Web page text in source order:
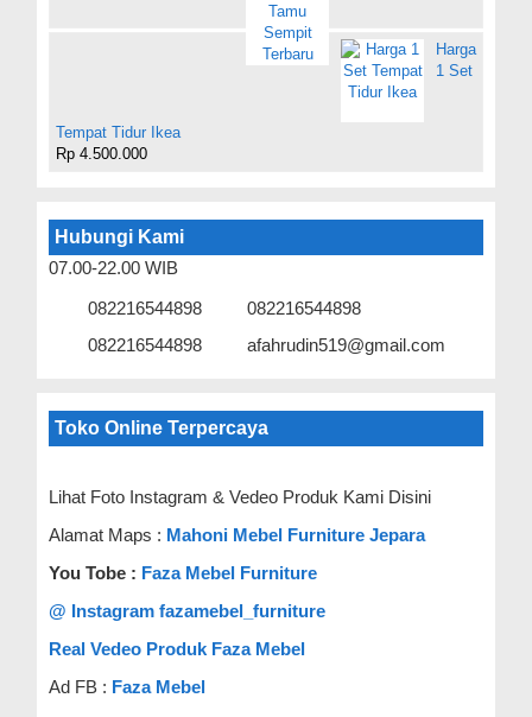
Harga
1 Set
Tempat Tidur Ikea
Rp 4.500.000
Hubungi Kami
07.00-22.00 WIB
082216544898
082216544898
082216544898
afahrudin519@gmail.com
Toko Online Terpercaya
Lihat Foto Instagram & Vedeo Produk Kami Disini
Alamat Maps : Mahoni Mebel Furniture Jepara
You Tobe : Faza Mebel Furniture
@ Instagram fazamebel_furniture
Real Vedeo Produk Faza Mebel
Ad FB : Faza Mebel